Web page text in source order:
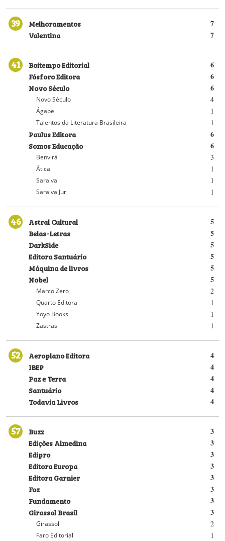
39 7
Melhoramentos
7
Valentina
41 6
Boitempo Editorial
6
Fósforo Editora
6
Novo Século
4
Novo Século
1
Ágape
1
Talentos da Literatura Brasileira
6
Paulus Editora
6
Somos Educação
3
Benvirá
1
Ática
1
Saraiva
1
Saraiva Jur
46 5
Astral Cultural
5
Belas-Letras
5
DarkSide
5
Editora Santuário
5
Máquina de livros
5
Nobel
2
Marco Zero
1
Quarto Editora
1
Yoyo Books
1
Zastras
52 4
Aeroplano Editora
4
IBEP
4
Paz e Terra
4
Santuário
4
Todavia Livros
57 3
Buzz
3
Edições Almedina
3
Edipro
3
Editora Europa
3
Editora Garnier
3
Foz
3
Fundamento
3
Girassol Brasil
2
Girassol
1
Faro Editorial